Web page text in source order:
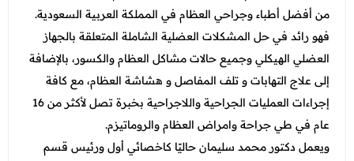
من أفضل أطباء وجراحي العظام في المملكة العربية السعودية.
فهو رائد في حل المشكلات العضلية الشاملة المتعلقة بالجهاز
العضلي الهيكلي وجميع حالات مشاكل العظام والكسور، بالإضافة
إلى علاج التهابات و تلف المفاصل و هشاشة العظام، مع كافة
إجراءات العمليات الجراحية واللاجراحية بخبرة تصل لأكثر من 16
عام في طي جراحة وامراض العظام والروماتيزم.
ويعمل دكتور محمد سليمان حاليًا كاخصائي أول ورئيس قسم